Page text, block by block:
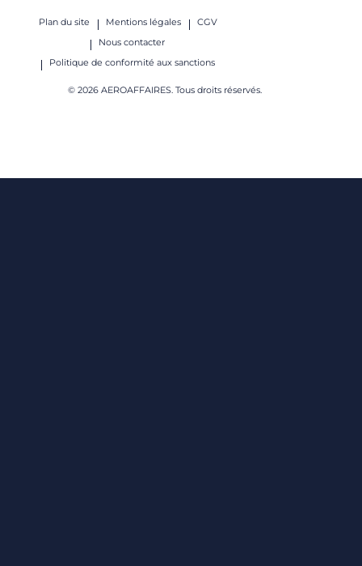
Plan du site Mentions légales
CGV
Nous contacter
Politique de conformité aux sanctions
© 2026 AEROAFFAIRES. Tous droits réservés.